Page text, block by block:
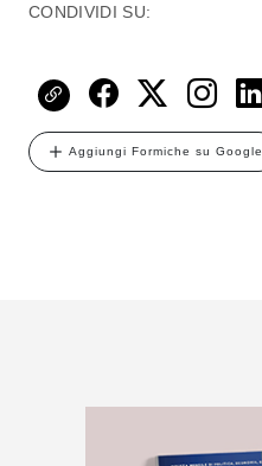
CONDIVIDI SU:
Aggiungi Formiche su Google